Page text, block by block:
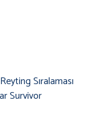
Sıralaması
Survivor